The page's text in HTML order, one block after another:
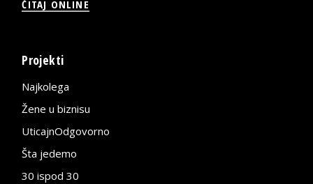
ČITAJ ONLINE
Projekti
Najkolega
Žene u biznisu
UticajnOdgovorno
Šta jedemo
30 ispod 30